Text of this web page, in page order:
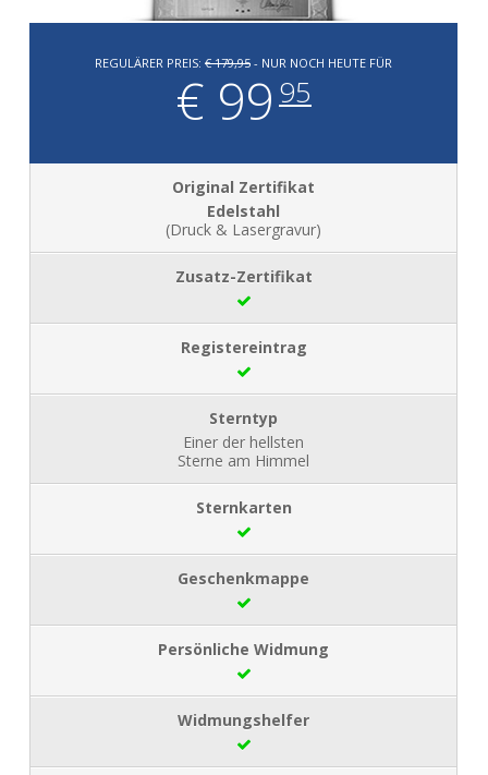
REGULÄRER PREIS: € 179,95 - NUR NOCH HEUTE FÜR
€ 99 95
Edelstahl
(Druck & Lasergravur)
Einer der hellsten
Sterne am Himmel